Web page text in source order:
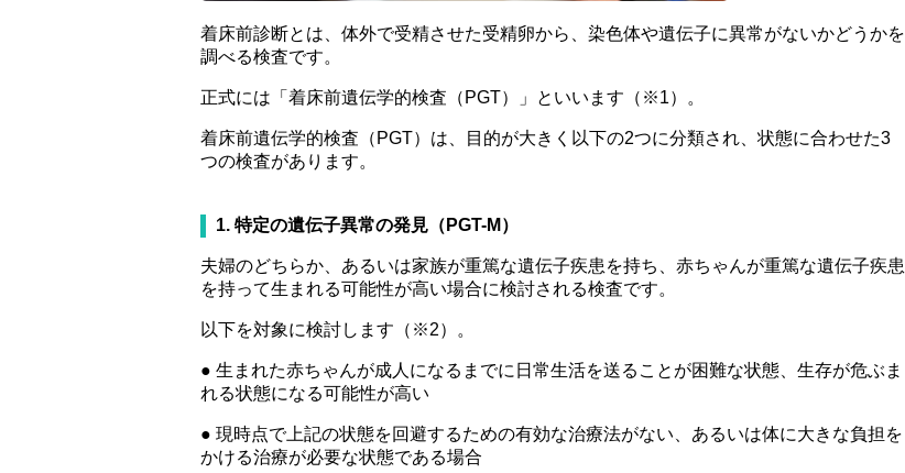
着床前診断とは、体外で受精させた受精卵から、染色体や遺伝子に異常がないかどうかを
調べる検査です。
正式には「着床前遺伝学的検査（PGT）」といいます（※1）。
着床前遺伝学的検査（PGT）は、目的が大きく以下の2つに分類され、状態に合わせた3
つの検査があります。
1. 特定の遺伝子異常の発見（PGT-M）
夫婦のどちらか、あるいは家族が重篤な遺伝子疾患を持ち、赤ちゃんが重篤な遺伝子疾患
を持って生まれる可能性が高い場合に検討される検査です。
以下を対象に検討します（※2）。
● 生まれた赤ちゃんが成人になるまでに日常生活を送ることが困難な状態、生存が危ぶま
れる状態になる可能性が高い
● 現時点で上記の状態を回避するための有効な治療法がない、あるいは体に大きな負担を
かける治療が必要な状態である場合